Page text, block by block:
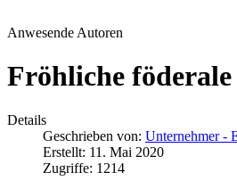
Anwesende Autoren
Fröhliche
Details
Geschrieben von: Unternehmer -
Erstellt: 11. Mai 2020
Zugriffe: 1214